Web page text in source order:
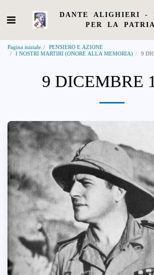
DANTE ALIGHIERI -
PER LA PATRIA
Pagina iniziale
PENSIERO E AZIONE
I NOSTRI MARTIRI (ONORE ALLA MEMORIA)
9
9 DICEMBRE